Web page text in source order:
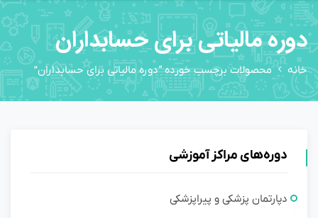
دوره مالیاتی برای حسابداران
خانه محصولات برچسب خورده “دوره مالیاتی برای حسابداران”
دوره‌های مراکز آموزشی
دپارتمان پزشکی و پیراپزشکی